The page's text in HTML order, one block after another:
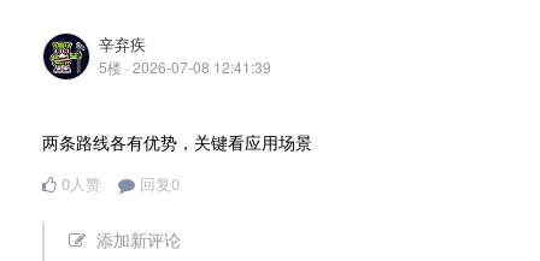
辛弃疾
5楼 · 2026-07-08 12:41:39
两条路线各有优势，关键看应用场景
0人赞 回复0
添加新评论